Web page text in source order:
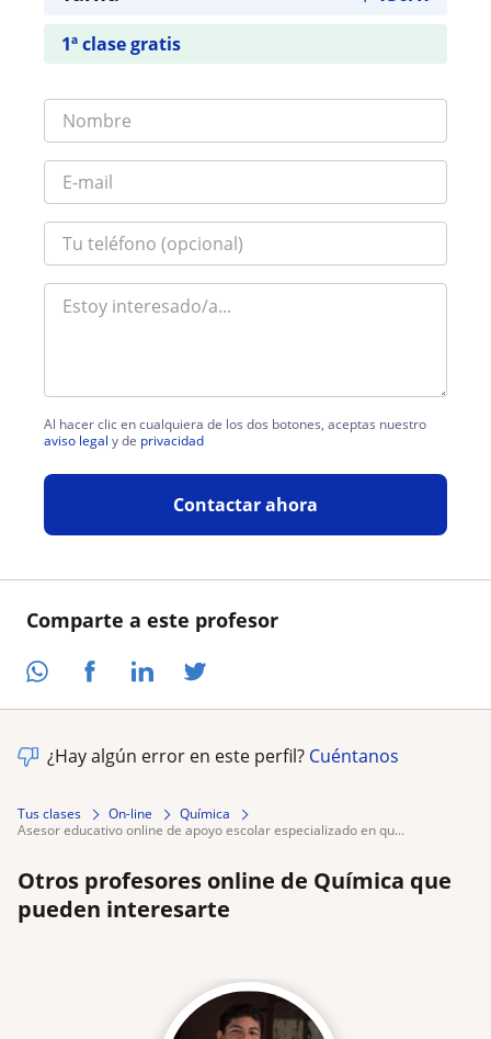
Comparte a este profesor
1ª clase gratis
Al hacer clic en cualquiera de los dos botones, aceptas nuestro
aviso legal y de privacidad
Contactar ahora
¿Hay algún error en este perfil? Cuéntanos
Tus clases On-line
Química
asesor educativo online de apoyo escolar especializado en qu...
Otros profesores online de Química que
pueden interesarte